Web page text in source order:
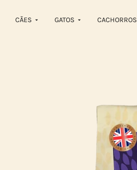
CÃES GATOS CACHORROS